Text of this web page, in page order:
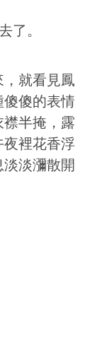
了。
就看見鳳
傻的表情
半掩，露
裡花香浮
淡瀰散開